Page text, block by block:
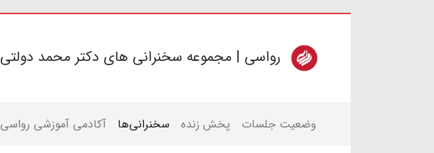
رواسی | مجموعه سخنرانی های دکتر محمد دولتی
وضعیت جلسات پخش زنده سخنرانی‌ها آکادمی آموزشی رواسی